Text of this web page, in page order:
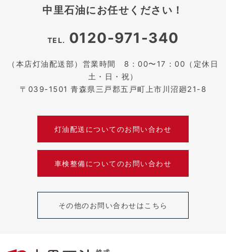
中里石油にお任せください！
TEL. 0120-971-340
（本店灯油配送部）営業時間 8：00〜17：00（定休日
土・日・祝）
〒039-1501 青森県三戸郡五戸町上市川沼廻21-8
灯油配送についてのお問い合わせ
車検整備についてのお問い合わせ
その他のお問い合わせはこちら